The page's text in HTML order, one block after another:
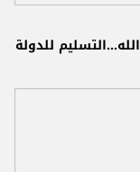
للدولة